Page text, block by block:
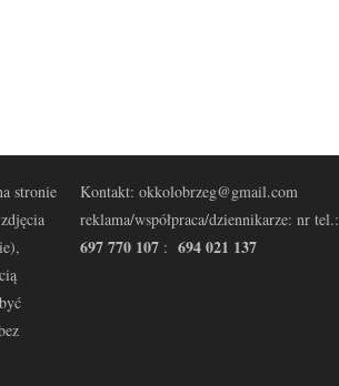
stronie
Kontakt: okkolobrzeg@gmail.com
reklama/współpraca/dziennikarze: nr tel.:
697 770 107 : 694 021 137